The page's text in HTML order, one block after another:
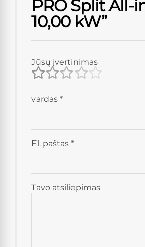
PRO Split All-
10,00 kW”
Jūsų įvertinimas
Tavo atsiliepimas
vardas *
El. paštas *